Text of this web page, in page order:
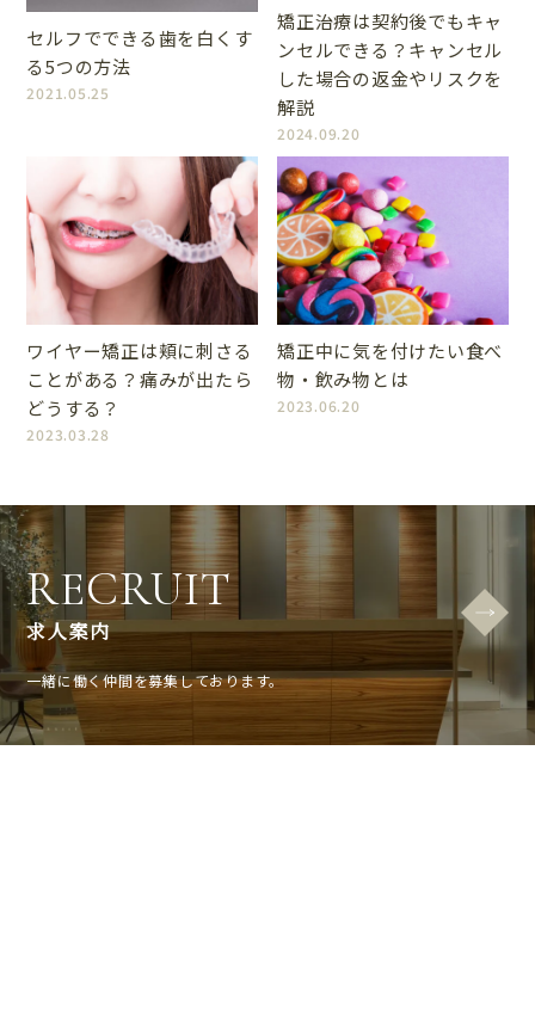
セルフでできる歯を白くす
る5つの方法
2021.05.25
矯正治療は契約後でもキャ
ンセルできる？キャンセル
した場合の返金やリスクを
解説
2024.09.20
ワイヤー矯正は頬に刺さる
ことがある？痛みが出たら
どうする？
2023.03.28
矯正中に気を付けたい食べ
物・飲み物とは
2023.06.20
RECRUIT
求人案内
一緒に働く仲間を募集しております。